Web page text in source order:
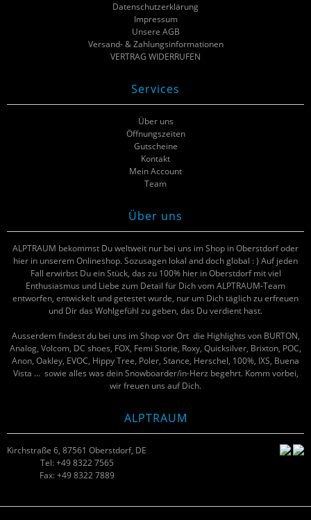
Datenschutzerklärung
Impressum
Unsere AGB
Versand- & Zahlungsinformationen
VERTRAG WIDERRUFEN
Services
Über uns
Öffnungszeiten
Gutscheine
Kontakt
Mein Account
Team
Über uns
ALPTRAUM bekommst Du weltweit nur bei uns im Shop in Oberstdorf oder
hier in unserem Onlineshop. Sozusagen lokal and doch global : ) Auf jeden
Fall erwirbst Du ein Stück, das zu 100% hier in Oberstdorf mit viel
Enthusiasmus und Liebe zum Detail für Dich vom ALPTRAUM-Team
entworfen, entwickelt und getestet wurde, nur um Dich täglich zu erfreuen
und Dir das Wohlgefühl zu geben, das Du verdient hast.
Ausserdem findest du bei uns im Shop vor Ort die Highlights von BURTON,
Analog, Volcom, DC shoes, FOX, Femi Storie, Roxy, Quicksilver, Brixton, POC,
Anon, Oakley, EVOC, Hippy Tree, Poler, Stance, Herschel, 100%, IXS, Buena
Vista … sowie alles was dein Snowboarder/in-Herz begehrt. Komm vorbei,
wir freuen uns auf Dich.
ALPTRAUM
Kirchstraße 6, 87561 Oberstdorf, DE
Tel: +49 8322 7565
Fax: +49 8322 7889